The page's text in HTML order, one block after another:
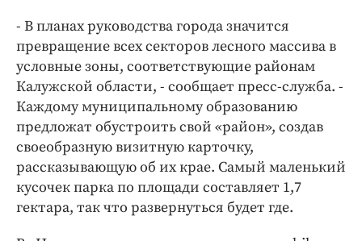
- В планах руководства города значится
превращение всех секторов лесного массива в
условные зоны, соответствующие районам
Калужской области, - сообщает пресс-служба. -
Каждому муниципальному образованию
предложат обустроить свой «район», создав
своеобразную визитную карточку,
рассказывающую об их крае. Самый маленький
кусочек парка по площади составляет 1,7
гектара, так что развернуться будет где.